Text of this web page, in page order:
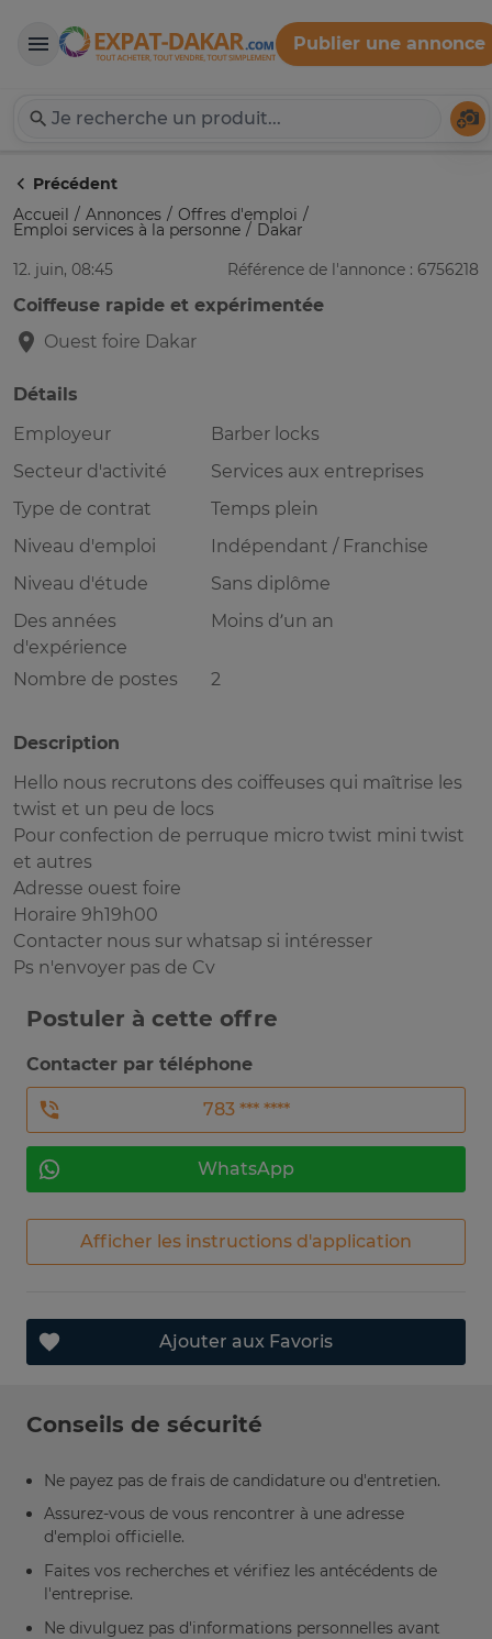
Expat-Dakar
Publier une annonce
Précédent
Accueil
Annonces Offres d'emploi
Emploi services à la personne
Dakar
12. juin, 08:45
Référence de l'annonce : 6756218
Coiffeuse rapide et expérimentée
Ouest foire Dakar
Détails
Employeur
Barber locks
Secteur d'activité
Services aux entreprises
Type de contrat
Temps plein
Niveau d'emploi
Indépendant / Franchise
Niveau d'étude
Sans diplôme
Des années
d'expérience
Moins d’un an
Nombre de postes 2
Description
Hello nous recrutons des coiffeuses qui maîtrise les
twist et un peu de locs
Pour confection de perruque micro twist mini twist
et autres
Adresse ouest foire
Horaire 9h19h00
Contacter nous sur whatsap si intéresser
Ps n'envoyer pas de Cv
Postuler à cette offre
Contacter par téléphone
783 *** ****
WhatsApp
Afficher les instructions d'application
Ajouter aux Favoris
Conseils de sécurité
Ne payez pas de frais de candidature ou d'entretien.
Assurez-vous de vous rencontrer à une adresse
d'emploi officielle.
Faites vos recherches et vérifiez les antécédents de
l'entreprise.
Ne divulguez pas d'informations personnelles avant